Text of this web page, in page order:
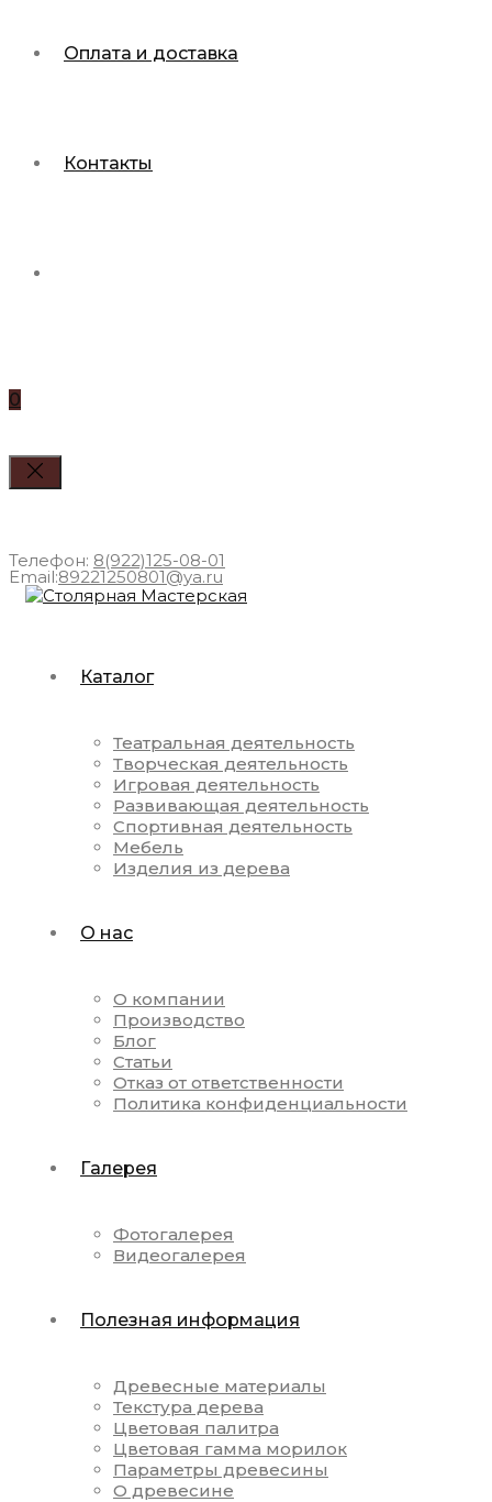
Оплата и доставка
Контакты
0
Телефон: 8(922)125-08-01
Email:89221250801@ya.ru
Каталог
Театральная деятельность
Творческая деятельность
Игровая деятельность
Развивающая деятельность
Спортивная деятельность
Мебель
Изделия из дерева
О нас
О компании
Производство
Блог
Статьи
Отказ от ответственности
Политика конфиденциальности
Галерея
Фотогалерея
Видеогалерея
Полезная информация
Древесные материалы
Текстура дерева
Цветовая палитра
Цветовая гамма морилок
Параметры древесины
О древесине